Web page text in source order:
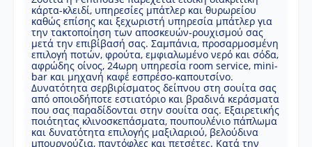
κάρτα-κλειδί, υπηρεσίες μπάτλερ και θυρωρείου
καθώς επίσης και ξεχωριστή υπηρεσία μπάτλερ για
την τακτοποίηση των αποσκευών-ρουχισμού σας
μετά την επιβίβασή σας. Σαμπάνια, προσαρμοσμένη
επιλογή ποτών, φρούτα, εμφιαλωμένο νερό και σόδα,
αφρώδης οίνος, 24ωρη υπηρεσία room service, mini-
bar και μηχανή καφέ εσπρέσο-καπουτσίνο.
Δυνατότητα σερβιρίσματος δείπνου στη σουίτα σας
από οποιοδήποτε εστιατόριο και βραδινά κεράσματα
που σας παραδίδονται στην σουίτα σας. Εξαιρετικής
ποιότητας κλινοσκεπάσματα, πουπουλένιο πάπλωμα
και δυνατότητα επιλογής μαξιλαριού, βελούδινα
μπουρνούζια, παντόφλες και πετσέτες. Κατά την